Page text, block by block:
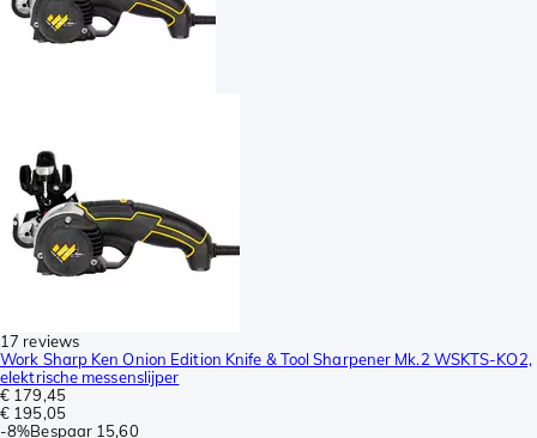
17 reviews
Work Sharp Ken Onion Edition Knife & Tool Sharpener Mk.2 WSKTS-KO2,
elektrische messenslijper
€ 179,45
€ 195,05
-8%Bespaar 15,60